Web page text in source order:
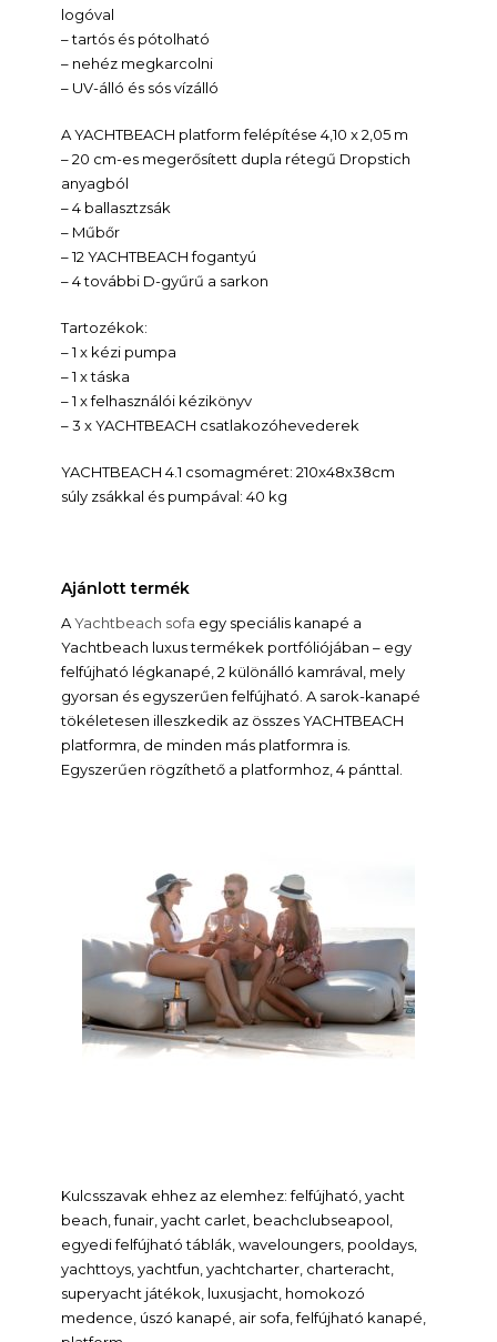
logóval
– tartós és pótolható
– nehéz megkarcolni
– UV-álló és sós vízálló
A YACHTBEACH platform felépítése 4,10 x 2,05 m
– 20 cm-es megerősített dupla rétegű Dropstich
anyagból
– 4 ballasztzsák
– Műbőr
– 12 YACHTBEACH fogantyú
– 4 további D-gyűrű a sarkon
Tartozékok:
– 1 x kézi pumpa
– 1 x táska
– 1 x felhasználói kézikönyv
– 3 x YACHTBEACH csatlakozóhevederek
YACHTBEACH 4.1 csomagméret: 210x48x38cm
súly zsákkal és pumpával: 40 kg
Ajánlott termék
AYachtbeach sofa egy speciális kanapé a
Yachtbeach luxus termékek portfóliójában – egy
felfújható légkanapé, 2 különálló kamrával, mely
gyorsan és egyszerűen felfújható. A sarok-kanapé
tökéletesen illeszkedik az összes YACHTBEACH
platformra, de minden más platformra is.
Egyszerűen rögzíthető a platformhoz, 4 pánttal.
Kulcsszavak ehhez az elemhez: felfújható, yacht
beach, funair, yacht carlet, beachclubseapool,
egyedi felfújható táblák, waveloungers, pooldays,
yachttoys, yachtfun, yachtcharter, charteracht,
superyacht játékok, luxusjacht, homokozó
medence, úszó kanapé, air sofa, felfújható kanapé,